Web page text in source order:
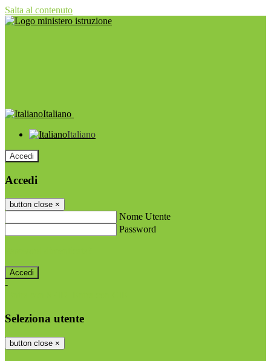
Salta al contenuto
Italiano
Italiano
Accedi
Accedi
button close ×
Nome Utente
Password
-
Seleziona utente
button close ×